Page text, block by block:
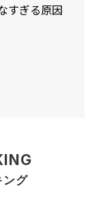
すぎる原因
ング